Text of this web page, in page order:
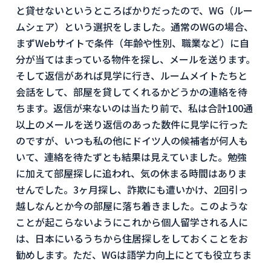
と貸せないというところばかりだったので、WG（ルー
ムシェア）という選択をしました。通常のWGの場合、
まずWebサイトで条件（年齢や性別、職業など）に自
分が当てはまっている物件を探し、メールを送ります。
そして返信があれば見学に行き、ルームメイトたちと
会話をして、部屋を貸してくれるかどうかの連絡を待
ちます。返信が来ないのは当たり前で、私は合計100通
以上のメールを送り返信のあった数件に見学に行った
のですが、いつも私の他にドイツ人の候補者が何人も
いて、連絡を待たずとも結果は見えていました。勉強
に加えて部屋探しに追われ、気の休まる時間はありま
せんでした。3ヶ月探し、詐欺にも遭いかけ、2回引っ
越しなんとか今の部屋に落ち着きました。このような
ことが起こらないようにこれから個人留学される人に
は、日本にいるうちから住居探しをしておくことをお
勧めします。ただ、WGは語学力向上にとても役立ちま